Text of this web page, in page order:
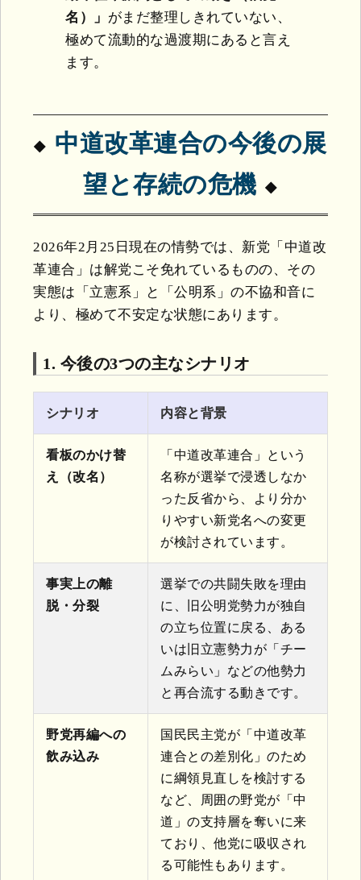
名）」 がまだ整理しきれていない、
極めて流動的な過渡期にあると言え
ます。
中道改革連合の今後の展
望と存続の危機
2026年2月25日現在の情勢では、新党「中道改
革連合」は解党こそ免れているものの、その
実態は「立憲系」と「公明系」の不協和音に
より、極めて不安定な状態にあります。
1. 今後の3つの主なシナリオ
シナリオ 内容と背景
看板のかけ替
え（改名）
「中道改革連合」という
名称が選挙で浸透しなか
った反省から、より分か
りやすい新党名への変更
が検討されています。
事実上の離
脱・分裂
選挙での共闘失敗を理由
に、旧公明党勢力が独自
の立ち位置に戻る、ある
いは旧立憲勢力が「チー
ムみらい」などの他勢力
と再合流する動きです。
野党再編への
飲み込み
国民民主党が「中道改革
連合との差別化」のため
に綱領見直しを検討する
など、周囲の野党が「中
道」の支持層を奪いに来
ており、他党に吸収され
る可能性もあります。